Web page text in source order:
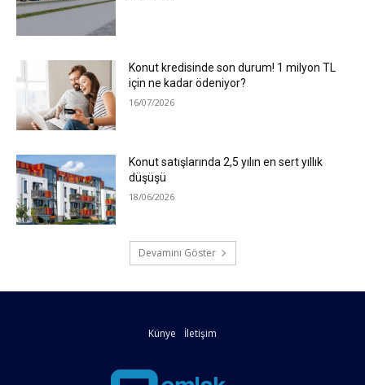
Konut kredisinde son durum! 1 milyon TL
için ne kadar ödeniyor?
16/07/2026
Konut satışlarında 2,5 yılın en sert yıllık
düşüşü
18/06/2026
Devamını Göster
Künye İletişim